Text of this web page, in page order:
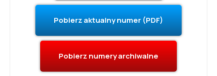
Pobierz aktualny numer (PDF)
Pobierz numery archiwalne